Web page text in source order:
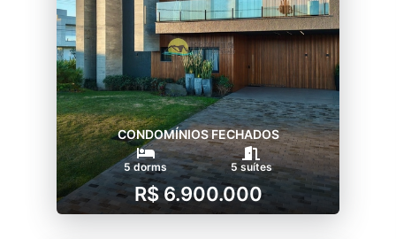
CONDOMÍNIOS FECHADOS
5 dorms 5 suítes
R$ 6.900.000